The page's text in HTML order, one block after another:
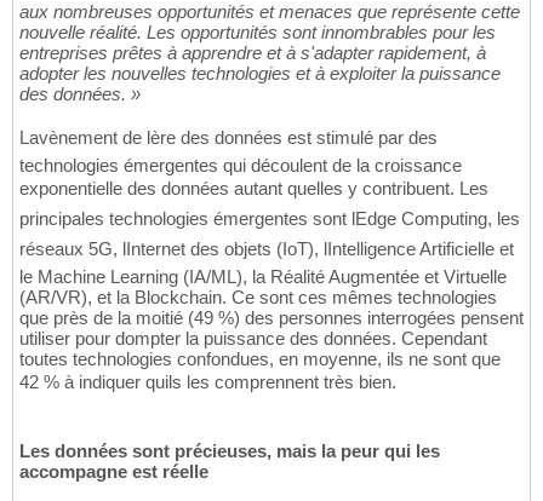
aux nombreuses opportunités et menaces que représente cette
nouvelle réalité. Les opportunités sont innombrables pour les
entreprises prêtes à apprendre et à s'adapter rapidement, à
adopter les nouvelles technologies et à exploiter la puissance
des données. »
Lavènement de lère des données est stimulé par des
technologies émergentes qui découlent de la croissance
exponentielle des données autant quelles y contribuent. Les
principales technologies émergentes sont lEdge Computing, les
réseaux 5G, lInternet des objets (IoT), lIntelligence Artificielle et
le Machine Learning (IA/ML), la Réalité Augmentée et Virtuelle
(AR/VR), et la Blockchain. Ce sont ces mêmes technologies
que près de la moitié (49 %) des personnes interrogées pensent
utiliser pour dompter la puissance des données. Cependant
toutes technologies confondues, en moyenne, ils ne sont que
42 % à indiquer quils les comprennent très bien.
Les données sont précieuses, mais la peur qui les
accompagne est réelle